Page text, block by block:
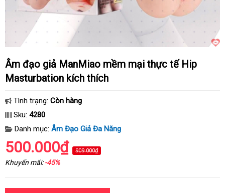
Âm đạo giả ManMiao mềm mại thực tế Hip
Masturbation kích thích
Tình trạng: Còn hàng
Sku: 4280
Danh mục: Âm Đạo Giả Đa Năng
500.000₫ 909.000₫
Khuyến mãi:-45%